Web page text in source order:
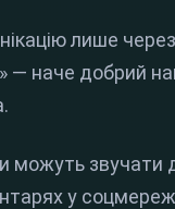
лише
— наче добрий
можуть звучати
у